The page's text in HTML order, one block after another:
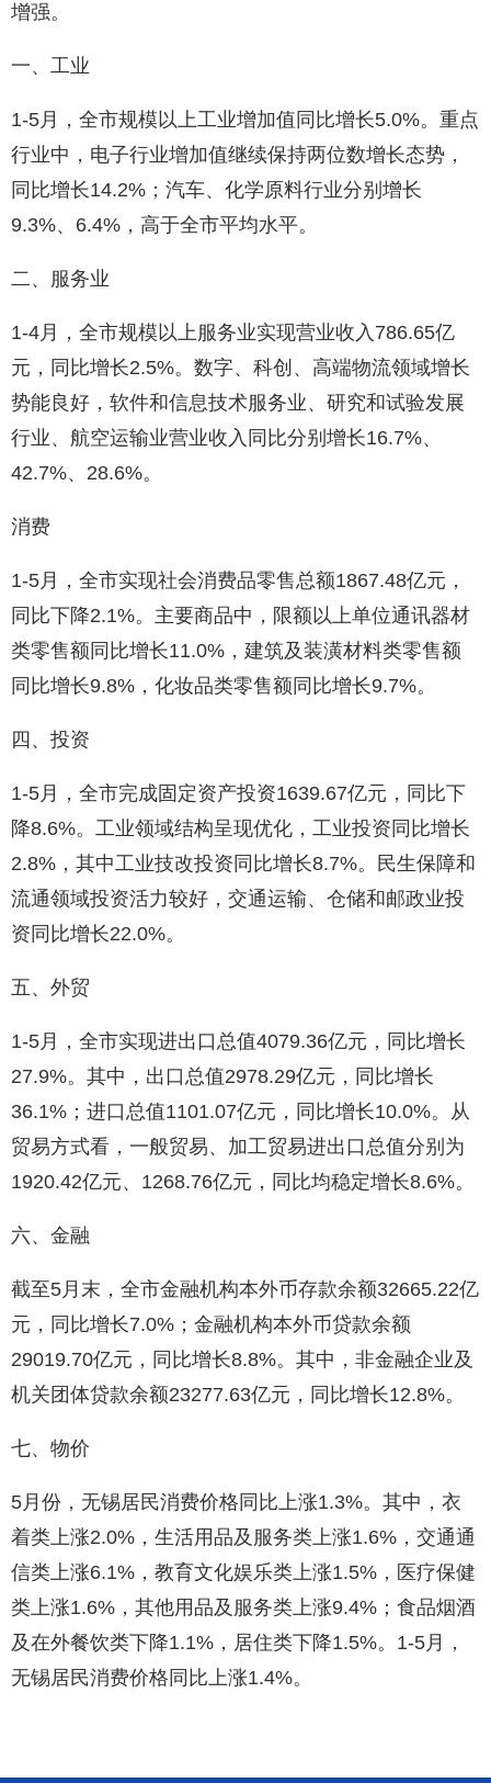
增强。
一、工业
1-5月，全市规模以上工业增加值同比增长5.0%。重点
行业中，电子行业增加值继续保持两位数增长态势，
同比增长14.2%；汽车、化学原料行业分别增长
9.3%、6.4%，高于全市平均水平。
二、服务业
1-4月，全市规模以上服务业实现营业收入786.65亿
元，同比增长2.5%。数字、科创、高端物流领域增长
势能良好，软件和信息技术服务业、研究和试验发展
行业、航空运输业营业收入同比分别增长16.7%、
42.7%、28.6%。
消费
1-5月，全市实现社会消费品零售总额1867.48亿元，
同比下降2.1%。主要商品中，限额以上单位通讯器材
类零售额同比增长11.0%，建筑及装潢材料类零售额
同比增长9.8%，化妆品类零售额同比增长9.7%。
四、投资
1-5月，全市完成固定资产投资1639.67亿元，同比下
降8.6%。工业领域结构呈现优化，工业投资同比增长
2.8%，其中工业技改投资同比增长8.7%。民生保障和
流通领域投资活力较好，交通运输、仓储和邮政业投
资同比增长22.0%。
五、外贸
1-5月，全市实现进出口总值4079.36亿元，同比增长
27.9%。其中，出口总值2978.29亿元，同比增长
36.1%；进口总值1101.07亿元，同比增长10.0%。从
贸易方式看，一般贸易、加工贸易进出口总值分别为
1920.42亿元、1268.76亿元，同比均稳定增长8.6%。
六、金融
截至5月末，全市金融机构本外币存款余额32665.22亿
元，同比增长7.0%；金融机构本外币贷款余额
29019.70亿元，同比增长8.8%。其中，非金融企业及
机关团体贷款余额23277.63亿元，同比增长12.8%。
七、物价
5月份，无锡居民消费价格同比上涨1.3%。其中，衣
着类上涨2.0%，生活用品及服务类上涨1.6%，交通通
信类上涨6.1%，教育文化娱乐类上涨1.5%，医疗保健
类上涨1.6%，其他用品及服务类上涨9.4%；食品烟酒
及在外餐饮类下降1.1%，居住类下降1.5%。1-5月，
无锡居民消费价格同比上涨1.4%。